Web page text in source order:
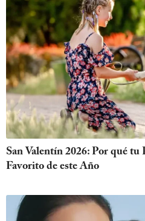
San Valentín 2026: Por qué tu
Favorito de este Año